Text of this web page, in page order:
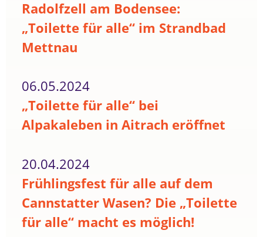
Radolfzell am Bodensee:
„Toilette für alle“ im Strandbad
Mettnau
06.05.2024
„Toilette für alle“ bei
Alpakaleben in Aitrach eröffnet
20.04.2024
Frühlingsfest für alle auf dem
Cannstatter Wasen? Die „Toilette
für alle“ macht es möglich!